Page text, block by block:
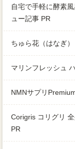
自宅で手軽に酵素
ュー記事 PR
ちゅら花（はなぎ
マリンフレッシュ
NMNサプリ
Corigris コリグリ
PR